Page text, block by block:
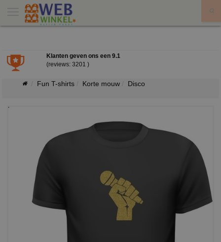
Klanten geven ons een 9.1
(reviews: 3201 )
Fun T-shirts Korte mouw Disco